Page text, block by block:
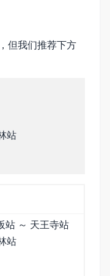
但我们推荐下方
站
站 ～ 天王寺站
站